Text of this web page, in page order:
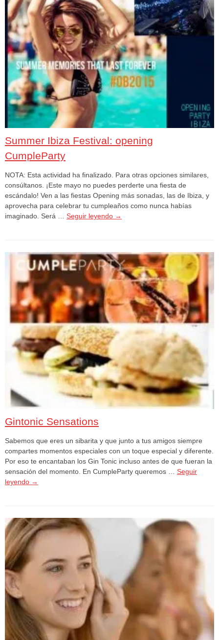
Summer Ibiza Festival: opening
CumpleParty
NOTA: Esta actividad ha finalizado. Para otras opciones similares,
consúltanos. ¡Este mayo no puedes perderte una fiesta de
escándalo! Ven a las fiestas Opening más sonadas, las de Ibiza, y
aprovecha para celebrar tu cumpleaños como nunca habías
imaginado. Será … Seguir leyendo →
Gintonic Sensations
Sabemos que eres un sibarita y que junto a tus amigos siempre
compartes momentos especiales con un toque especial y diferente.
Por eso te encantaban los Gin Tonic incluso antes de que fueran la
sensación del momento. En CumpleParty queremos … Seguir
leyendo →